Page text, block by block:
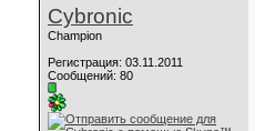
Cybronic
Champion
Регистрация: 03.11.2011
Сообщений: 80